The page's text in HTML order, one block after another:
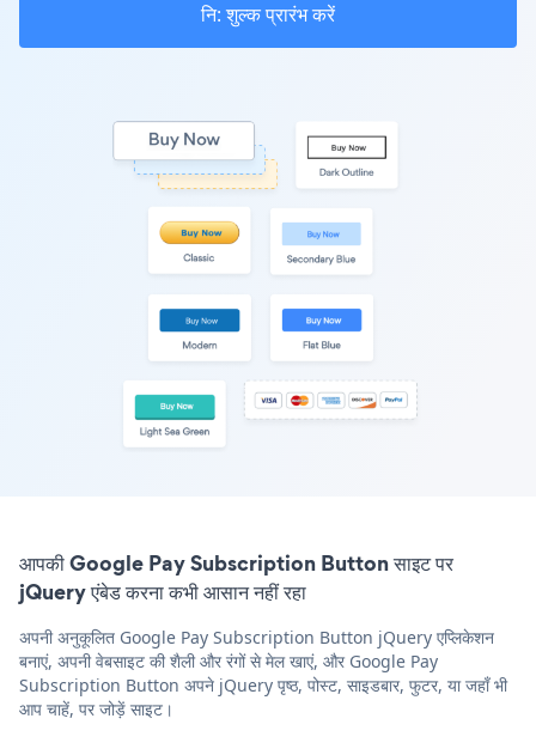
नि: शुल्क प्रारंभ करें
आपकी Google Pay Subscription Button साइट पर
jQuery एंबेड करना कभी आसान नहीं रहा
अपनी अनुकूलित Google Pay Subscription Button jQuery एप्लिकेशन
बनाएं, अपनी वेबसाइट की शैली और रंगों से मेल खाएं, और Google Pay
Subscription Button अपने jQuery पृष्ठ, पोस्ट, साइडबार, फुटर, या जहाँ भी
आप चाहें, पर जोड़ें साइट।